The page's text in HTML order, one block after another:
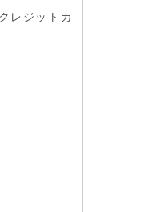
レジットカ